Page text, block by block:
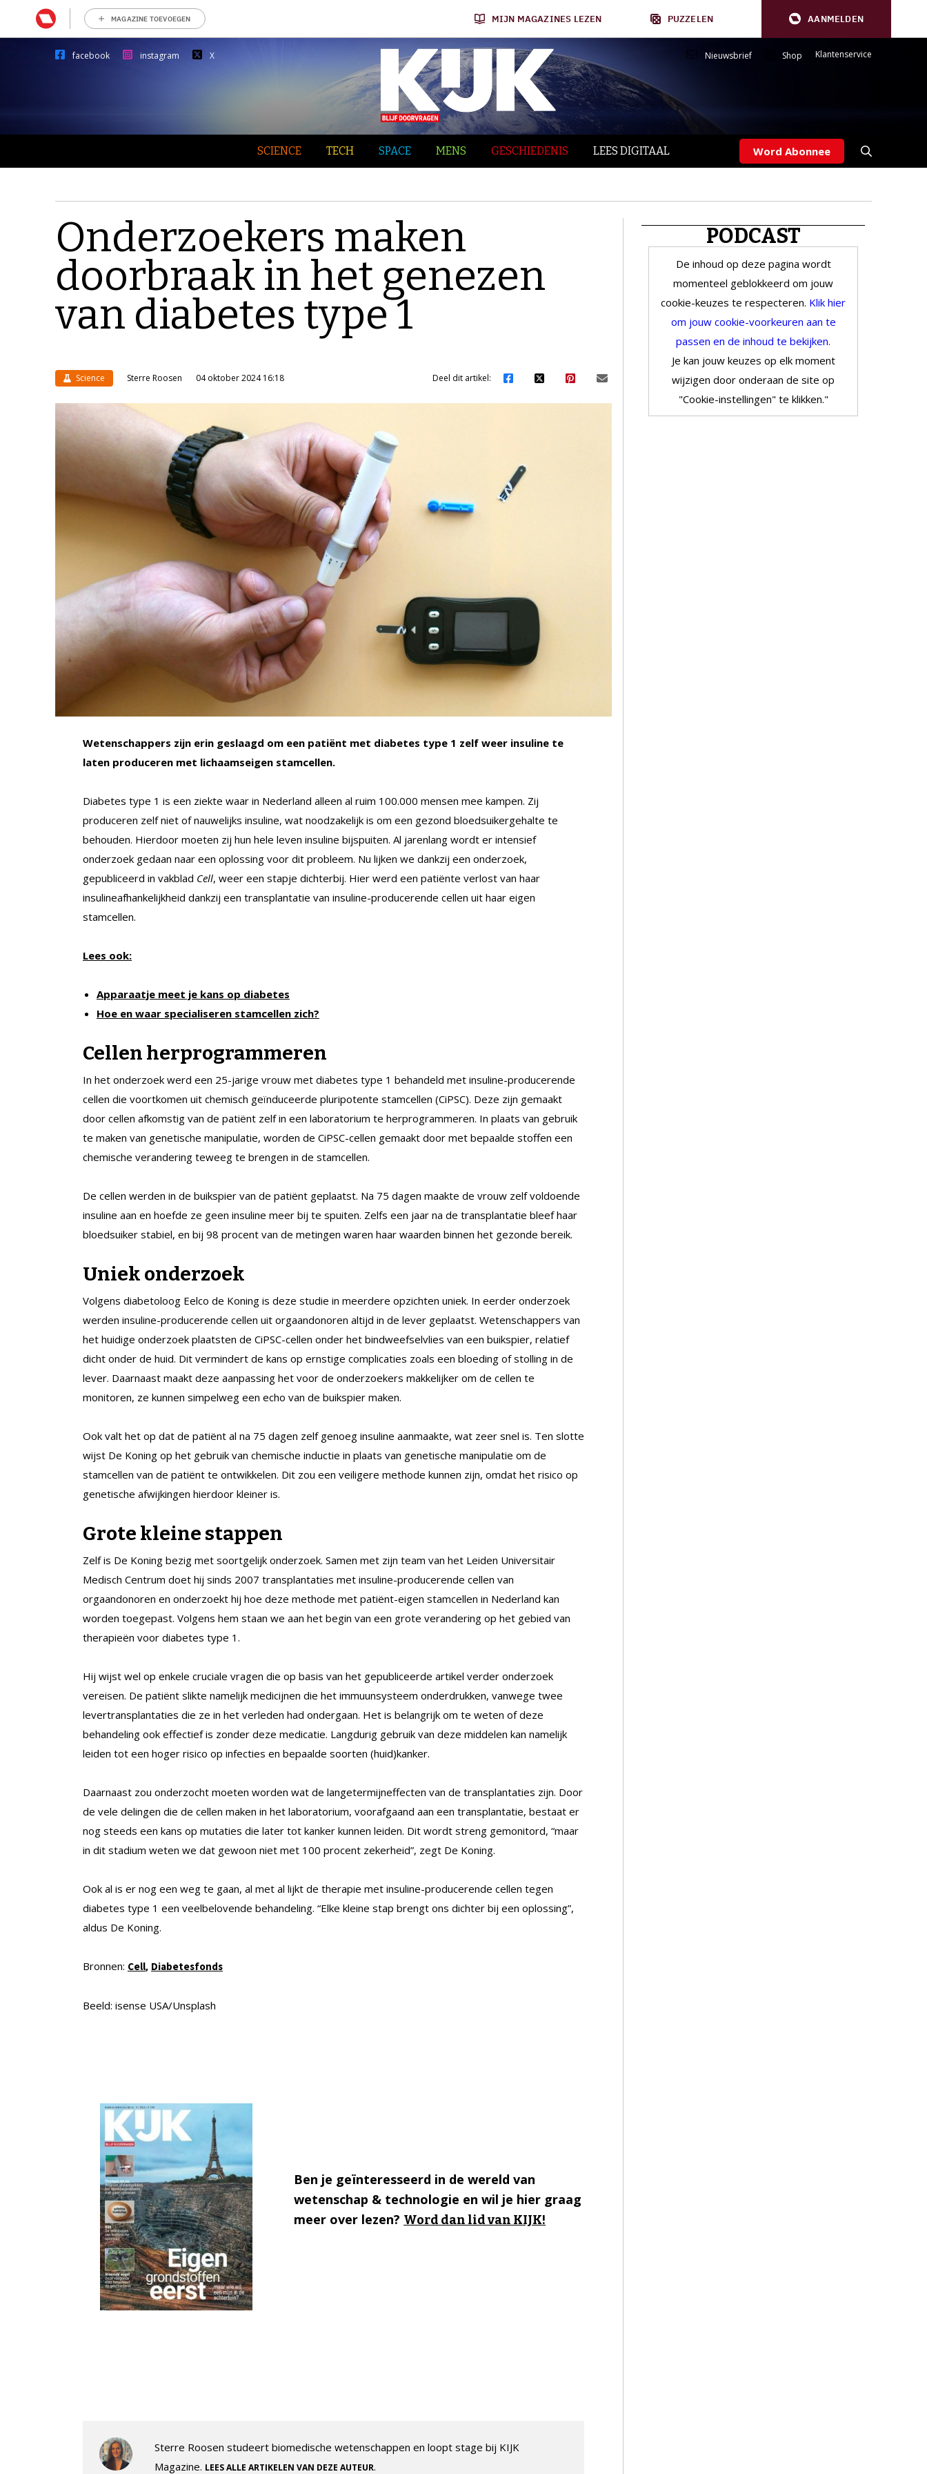
MAGAZINE TOEVOEGEN MIJN MAGAZINES LEZEN PUZZELEN AANMELDEN
facebook instagram X Nieuwsbrief Shop Klantenservice
SCIENCE TECH SPACE MENS GESCHIEDENIS LEES DIGITAAL Word Abonnee
Onderzoekers maken
doorbraak in het genezen
van diabetes type 1
Science Sterre Roosen 04 oktober 2024 16:18 Deel dit artikel:
Wetenschappers zijn erin geslaagd om een patiënt met diabetes type 1 zelf weer insuline te
laten produceren met lichaamseigen stamcellen.
Diabetes type 1 is een ziekte waar in Nederland alleen al ruim 100.000 mensen mee kampen. Zij
produceren zelf niet of nauwelijks insuline, wat noodzakelijk is om een gezond bloedsuikergehalte te
behouden. Hierdoor moeten zij hun hele leven insuline bijspuiten. Al jarenlang wordt er intensief
onderzoek gedaan naar een oplossing voor dit probleem. Nu lijken we dankzij een onderzoek,
gepubliceerd in vakblad Cell, weer een stapje dichterbij. Hier werd een patiënte verlost van haar
insulineafhankelijkheid dankzij een transplantatie van insuline-producerende cellen uit haar eigen
stamcellen.
Lees ook:
Apparaatje meet je kans op diabetes
Hoe en waar specialiseren stamcellen zich?
Cellen herprogrammeren
In het onderzoek werd een 25-jarige vrouw met diabetes type 1 behandeld met insuline-producerende
cellen die voortkomen uit chemisch geïnduceerde pluripotente stamcellen (CiPSC). Deze zijn gemaakt
door cellen afkomstig van de patiënt zelf in een laboratorium te herprogrammeren. In plaats van gebruik
te maken van genetische manipulatie, worden de CiPSC-cellen gemaakt door met bepaalde stoffen een
chemische verandering teweeg te brengen in de stamcellen.
De cellen werden in de buikspier van de patiënt geplaatst. Na 75 dagen maakte de vrouw zelf voldoende
insuline aan en hoefde ze geen insuline meer bij te spuiten. Zelfs een jaar na de transplantatie bleef haar
bloedsuiker stabiel, en bij 98 procent van de metingen waren haar waarden binnen het gezonde bereik.
Uniek onderzoek
Volgens diabetoloog Eelco de Koning is deze studie in meerdere opzichten uniek. In eerder onderzoek
werden insuline-producerende cellen uit orgaandonoren altijd in de lever geplaatst. Wetenschappers van
het huidige onderzoek plaatsten de CiPSC-cellen onder het bindweefselvlies van een buikspier, relatief
dicht onder de huid. Dit vermindert de kans op ernstige complicaties zoals een bloeding of stolling in de
lever. Daarnaast maakt deze aanpassing het voor de onderzoekers makkelijker om de cellen te
monitoren, ze kunnen simpelweg een echo van de buikspier maken.
Ook valt het op dat de patiënt al na 75 dagen zelf genoeg insuline aanmaakte, wat zeer snel is. Ten slotte
wijst De Koning op het gebruik van chemische inductie in plaats van genetische manipulatie om de
stamcellen van de patiënt te ontwikkelen. Dit zou een veiligere methode kunnen zijn, omdat het risico op
genetische afwijkingen hierdoor kleiner is.
Grote kleine stappen
Zelf is De Koning bezig met soortgelijk onderzoek. Samen met zijn team van het Leiden Universitair
Medisch Centrum doet hij sinds 2007 transplantaties met insuline-producerende cellen van
orgaandonoren en onderzoekt hij hoe deze methode met patiënt-eigen stamcellen in Nederland kan
worden toegepast. Volgens hem staan we aan het begin van een grote verandering op het gebied van
therapieën voor diabetes type 1.
Hij wijst wel op enkele cruciale vragen die op basis van het gepubliceerde artikel verder onderzoek
vereisen. De patiënt slikte namelijk medicijnen die het immuunsysteem onderdrukken, vanwege twee
levertransplantaties die ze in het verleden had ondergaan. Het is belangrijk om te weten of deze
behandeling ook effectief is zonder deze medicatie. Langdurig gebruik van deze middelen kan namelijk
leiden tot een hoger risico op infecties en bepaalde soorten (huid)kanker.
Daarnaast zou onderzocht moeten worden wat de langetermijneffecten van de transplantaties zijn. Door
de vele delingen die de cellen maken in het laboratorium, voorafgaand aan een transplantatie, bestaat er
nog steeds een kans op mutaties die later tot kanker kunnen leiden. Dit wordt streng gemonitord, “maar
in dit stadium weten we dat gewoon niet met 100 procent zekerheid”, zegt De Koning.
Ook al is er nog een weg te gaan, al met al lijkt de therapie met insuline-producerende cellen tegen
diabetes type 1 een veelbelovende behandeling. “Elke kleine stap brengt ons dichter bij een oplossing”,
aldus De Koning.
Bronnen: Cell, Diabetesfonds
Beeld: isense USA/Unsplash
Ben je geïnteresseerd in de wereld van
wetenschap & technologie en wil je hier graag
meer over lezen? Word dan lid van KIJK!
Sterre Roosen studeert biomedische wetenschappen en loopt stage bij KIJK
Magazine. LEES ALLE ARTIKELEN VAN DEZE AUTEUR.
PODCAST
De inhoud op deze pagina wordt
momenteel geblokkeerd om jouw
cookie-keuzes te respecteren. Klik hier
om jouw cookie-voorkeuren aan te
passen en de inhoud te bekijken.
Je kan jouw keuzes op elk moment
wijzigen door onderaan de site op
"Cookie-instellingen" te klikken."